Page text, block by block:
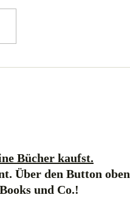
Bücher kaufst.
Über den Button oben
und Co.!